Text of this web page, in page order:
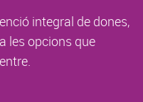
integral de dones,
les opcions que